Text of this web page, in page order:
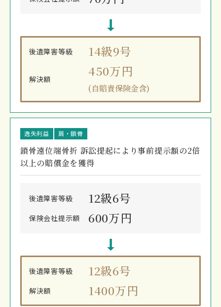
後遺障害等級 14級9号
解決額 450万円
(自賠責保険金含)
逸失利益 肩・鎖骨
鎖骨遠位端骨折 訴訟提起により事前提示額の2倍
以上の賠償金を獲得
後遺障害等級 12級6号
保険会社提示額 600万円
後遺障害等級 12級6号
解決額 1400万円